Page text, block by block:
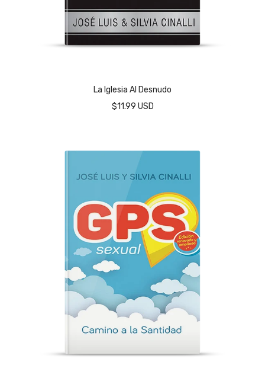
La Iglesia Al Desnudo
$11.99 USD